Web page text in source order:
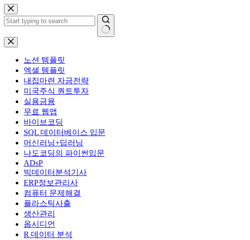
본
문
으
로
건
결
노션 템플릿
엑셀 템플릿
내집마련 자금전략
미국주식 퀀트투자
실용금융
무료 웹앱
바이브코딩
SQL 데이터베이스 입문
머신러닝+딥러닝
나도코딩의 파이썬입문
ADsP
빅데이터분석기사
ERP정보관리사
컴퓨터 문제해결
플라스틱사출
생산관리
옵시디언
R 데이터 분석